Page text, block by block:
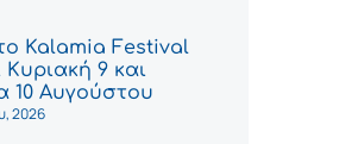
Kalamia Festival
Κυριακή 9 και
10 Αυγούστου
2026